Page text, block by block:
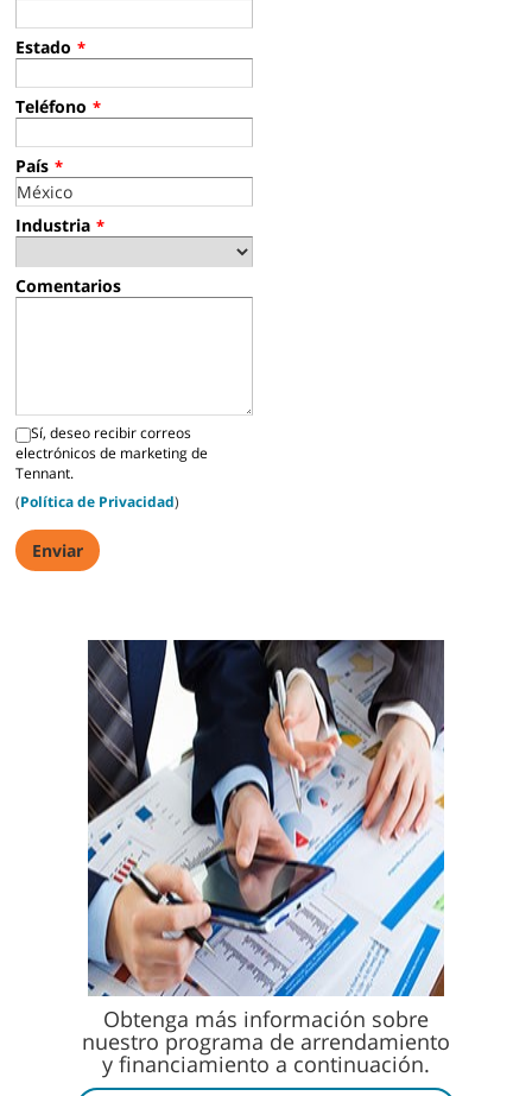
Estado *
Teléfono *
País *
Industria *
Comentarios
Sí, deseo recibir correos
electrónicos de marketing de
Tennant.
(Política de Privacidad)
Obtenga más información sobre
nuestro programa de arrendamiento
y financiamiento a continuación.